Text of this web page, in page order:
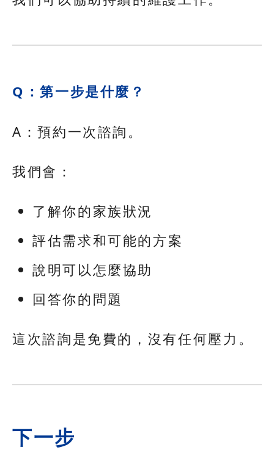
Q：第一步是什麼？
A：預約一次諮詢。
我們會：
了解你的家族狀況
評估需求和可能的方案
說明可以怎麼協助
回答你的問題
這次諮詢是免費的，沒有任何壓力。
下一步